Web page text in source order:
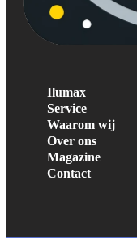
Ilumax
Service
Waarom wij
Over ons
Magazine
Contact